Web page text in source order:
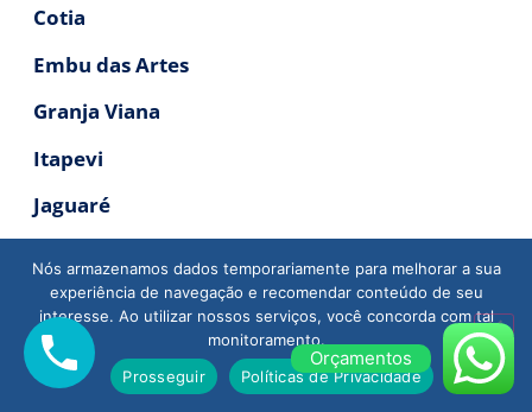
Cotia
Embu das Artes
Granja Viana
Itapevi
Jaguaré
Jaraguá
Lapa
Osasco
Orçamentos
Nós armazenamos dados temporariamente para melhorar a sua
experiência de navegação e recomendar conteúdo de seu
interesse. Ao utilizar nossos serviços, você concorda com tal
monitoramento.
Prosseguir
Políticas de Privacidade